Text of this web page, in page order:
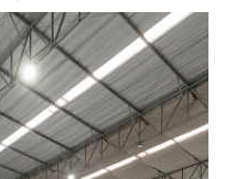
do Parajasc